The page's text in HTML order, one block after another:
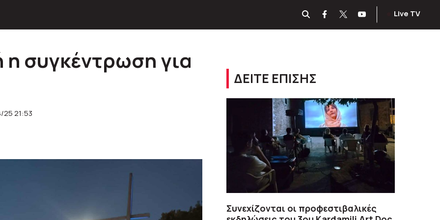
Live TV
συγκέντρωση για
25 21:53
ΔΕΙΤΕ ΕΠΙΣΗΣ
Συνεχίζονται οι προφεστιβαλικές